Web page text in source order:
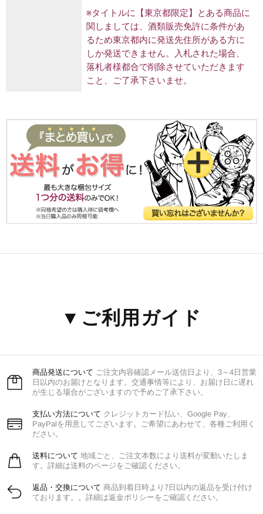
※タイトルに【東京都限定】とある商品に
関しましては、酒類販売免許に条件があ
るため東京都内に発送先住所がある方に
しか発送できません。入札された場合、
落札者様都合で削除させていただきます
こと、ご了承下さいませ。
▼ご利用ガイド
商品発送について ご注文内容確認メール送信日より、3～4日営業
日以内のお届けとなります。交通事情等により、お届け日に遅れ
が生じる場合がございますので予めご了承下さい。
支払い方法について クレジットカード払い、Google Pay、
PayPalを用意してございます。ご希望にあわせて、各種ご利用く
ださい。
送料について 地域ごと、ご注文本数により送料が変動いたしま
す。詳細は送料のページをご確認ください。
返品・交換について 商品到着日時より7日以内の返品を受け付け
ております。。詳細は返金ポリシーをご確認ください。